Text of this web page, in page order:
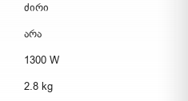
ძირი
არა
1300 W
2.8 kg